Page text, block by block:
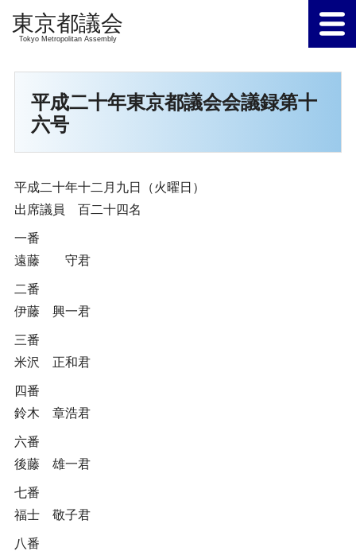
Tokyo Metropolitan Assembly
平成二十年東京都議会会議録第十
六号
平成二十年十二月九日（火曜日）
出席議員 百二十四名
一番
遠藤 守君
二番
伊藤 興一君
三番
米沢 正和君
四番
鈴木 章浩君
六番
後藤 雄一君
七番
福士 敬子君
八番